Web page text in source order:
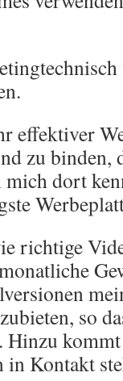
effektiver
zu binden,
mich dort
richtige
so
Hinzu
in Kontakt